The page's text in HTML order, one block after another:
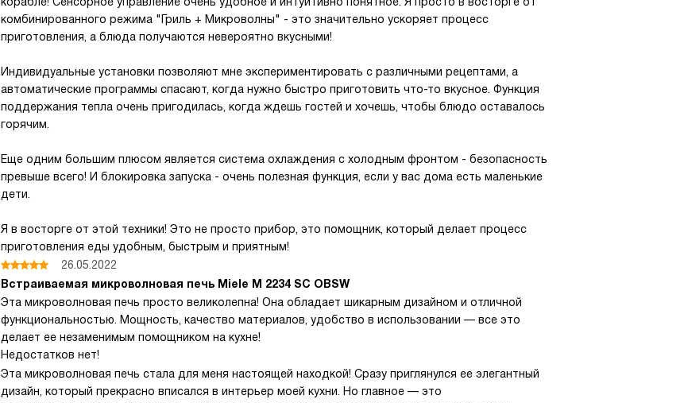
комбинированного режима "Гриль + Микроволны" - это значительно ускоряет процесс
приготовления, а блюда получаются невероятно вкусными!
Индивидуальные установки позволяют мне экспериментировать с различными рецептами, а
автоматические программы спасают, когда нужно быстро приготовить что-то вкусное. Функция
поддержания тепла очень пригодилась, когда ждешь гостей и хочешь, чтобы блюдо оставалось
горячим.
Еще одним большим плюсом является система охлаждения с холодным фронтом - безопасность
превыше всего! И блокировка запуска - очень полезная функция, если у вас дома есть маленькие
дети.
Я в восторге от этой техники! Это не просто прибор, это помощник, который делает процесс
приготовления еды удобным, быстрым и приятным!
26.05.2022
Встраиваемая микроволновая печь Miele M 2234 SC OBSW
Эта микроволновая печь просто великолепна! Она обладает шикарным дизайном и отличной
функциональностью. Мощность, качество материалов, удобство в использовании — все это
делает ее незаменимым помощником на кухне!
Недостатков нет!
Эта микроволновая печь стала для меня настоящей находкой! Сразу приглянулся ее элегантный
дизайн, который прекрасно вписался в интерьер моей кухни. Но главное — это